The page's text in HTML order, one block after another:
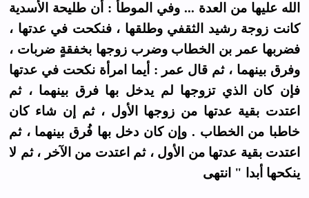
الله عليها من العدة ... وفي الموطأ : أن طليحة الأسدية
كانت زوجة رشيد الثقفي وطلقها ، فنكحت في عدتها ،
فضربها عمر بن الخطاب وضرب زوجها بخفقةٍ ضربات ،
وفرق بينهما ، ثم قال عمر : أيما امرأة نكحت في عدتها
فإن كان الذي تزوجها لم يدخل بها فرق بينهما ، ثم
اعتدت بقية عدتها من زوجها الأول ، ثم إن شاء كان
خاطبا من الخطاب . وإن كان دخل بها فُرق بينهما ، ثم
اعتدت بقية عدتها من الأول ، ثم اعتدت من الآخر ، ثم لا
ينكحها أبدا " انتهى